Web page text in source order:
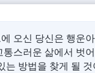
간 세상에 임했습니다.
대화하기
오신 당신은 행운
통스러운 삶에서 벗
는 방법을 찾게 될 것